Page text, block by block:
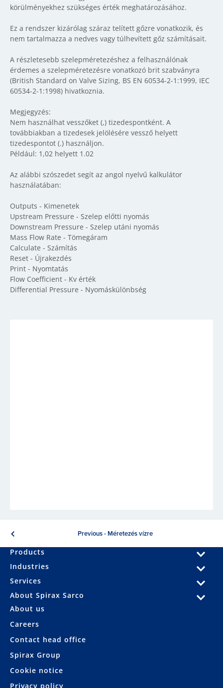
körülményekhez szükséges érték meghatározásához.
Ez a rendszer kizárólag száraz telített gőzre vonatkozik, és
nem tartalmazza a nedves vagy túlhevített gőz számításait.
A részletesebb szelepméretezéshez a felhasználónak
érdemes a szelepméretezésre vonatkozó brit szabványra
(British Standard on Valve Sizing, BS EN 60534-2-1:1999, IEC
60534-2-1:1998) hivatkoznia.
Megjegyzés:
Nem használhat vesszőket (,) tizedespontként. A
továbbiakban a tizedesek jelölésére vessző helyett
tizedespontot (.) használjon.
Például: 1,02 helyett 1.02
Az alábbi szószedet segít az angol nyelvű kalkulátor
használatában:
Outputs - Kimenetek
Upstream Pressure - Szelep előtti nyomás
Downstream Pressure - Szelep utáni nyomás
Mass Flow Rate - Tömegáram
Calculate - Számítás
Reset - Újrakezdés
Print - Nyomtatás
Flow Coefficient - Kv érték
Differential Pressure - Nyomáskülönbség
Previous - Méretezés vízre
Products
Industries
Services
About Spirax Sarco
About us
Careers
Contact head office
Spirax Group
Cookie notice
Privacy policy